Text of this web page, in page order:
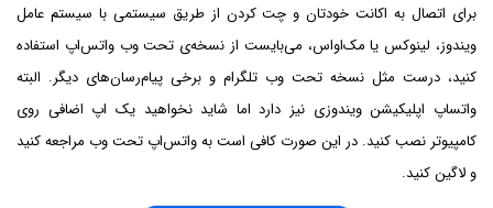
برای اتصال به اکانت خودتان و چت کردن از طریق سیستمی با سیستم عامل
ویندوز، لینوکس یا مک‌او‌اس، می‌بایست از نسخه‌ی تحت وب واتس‌اپ استفاده
کنید، درست مثل نسخه تحت وب تلگرام و برخی پیام‌رسان‌های دیگر. البته
واتساپ اپلیکیشن ویندوزی نیز دارد اما شاید نخواهید یک اپ اضافی روی
کامپیوتر نصب کنید. در این صورت کافی است به واتس‌اپ تحت وب مراجعه کنید
و لاگین کنید.